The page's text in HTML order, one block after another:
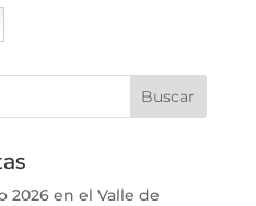
2026 en el Valle de